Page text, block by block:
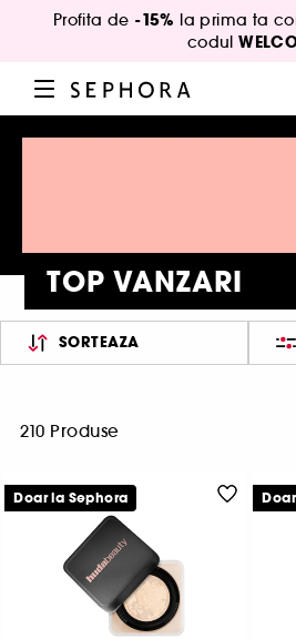
Profita de -15% la prima ta
codul
TOP VANZARI
SORTEAZA
210 Produse
Doar la Sephora